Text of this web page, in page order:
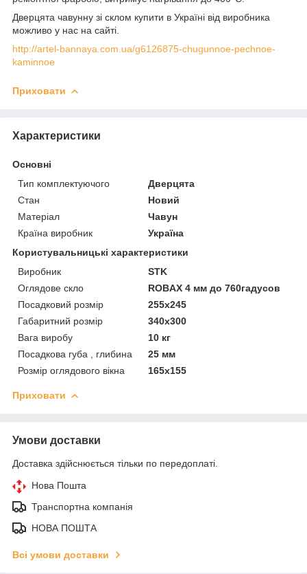
Дверцята чавунну зі склом купити в Україні від виробника
можливо у нас на сайті.
http://artel-bannaya.com.ua/g6126875-chugunnoe-pechnoe-
kaminnoe
Приховати
Характеристики
Основні
Тип комплектуючого
Дверцята
Стан
Новий
Матеріал
Чавун
Країна виробник
Україна
Користувальницькі характеристики
Виробник
STK
Оглядове скло
ROBAX 4 мм до 760гадусов
Посадковий розмір
255х245
Габаритний розмір
340х300
Вага виробу
10 кг
Посадкова губа , глибина
25 мм
Розмір оглядового вікна
165х155
Приховати
Умови доставки
Доставка здійснюється тільки по передоплаті.
Нова Пошта
Транспортна компанія
НОВА ПОШТА
Всі умови доставки